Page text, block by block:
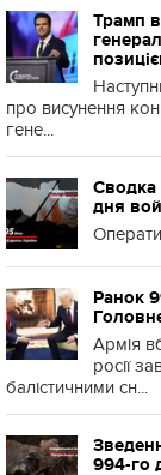
Трамп
про висунення
гене...
Сводка
дня
Ранок
Армія
росії
балістичними сн...
994-го